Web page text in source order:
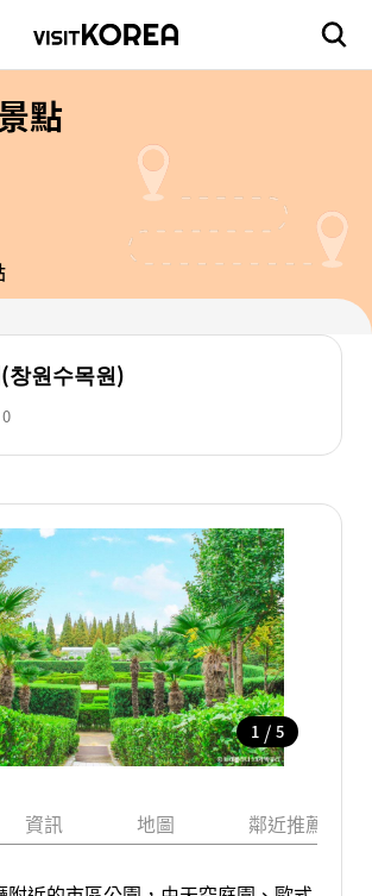
點
창원수목원)
0
1 / 5
資訊 地圖 鄰近推薦景點